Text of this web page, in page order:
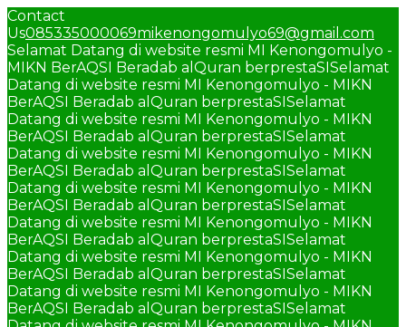
Contact
Us085335000069mikenongomulyo69@gmail.com
Selamat Datang di website resmi MI Kenongomulyo -
MIKN BerAQSI Beradab alQuran berprestaSISelamat
Datang di website resmi MI Kenongomulyo - MIKN
BerAQSI Beradab alQuran berprestaSISelamat
Datang di website resmi MI Kenongomulyo - MIKN
BerAQSI Beradab alQuran berprestaSISelamat
Datang di website resmi MI Kenongomulyo - MIKN
BerAQSI Beradab alQuran berprestaSISelamat
Datang di website resmi MI Kenongomulyo - MIKN
BerAQSI Beradab alQuran berprestaSISelamat
Datang di website resmi MI Kenongomulyo - MIKN
BerAQSI Beradab alQuran berprestaSISelamat
Datang di website resmi MI Kenongomulyo - MIKN
BerAQSI Beradab alQuran berprestaSISelamat
Datang di website resmi MI Kenongomulyo - MIKN
BerAQSI Beradab alQuran berprestaSISelamat